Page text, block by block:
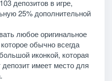
депозитов в игре,
25% дополнительной
любое оригинальное
обычно всегда
иконкой, которая
депозит имеет место для